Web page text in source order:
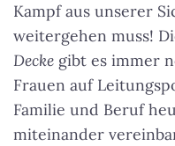
Kampf aus unserer
weitergehen muss!
Decke gibt es immer
Frauen auf
Familie und Beruf
miteinander